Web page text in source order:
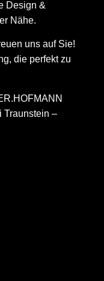
Design &
Nähe.
uns auf Sie!
die perfekt zu
Traunstein –